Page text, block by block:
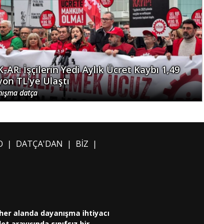
AR: İşçilerin Yedi Aylık Ücret Kaybı 1,49
TL'ye Ulaştı
datça
| DATÇA'DAN | BİZ |
alanda dayanışma ihtiyacı